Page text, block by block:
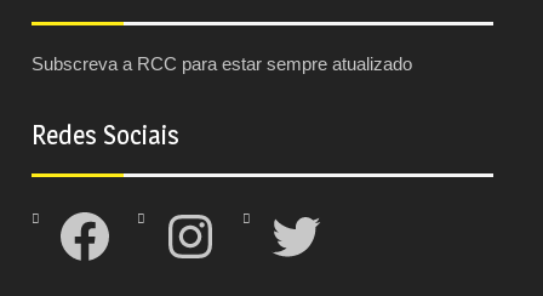
Subscreva a RCC para estar sempre atualizado
Redes Sociais
Facebook Instagram Twitter